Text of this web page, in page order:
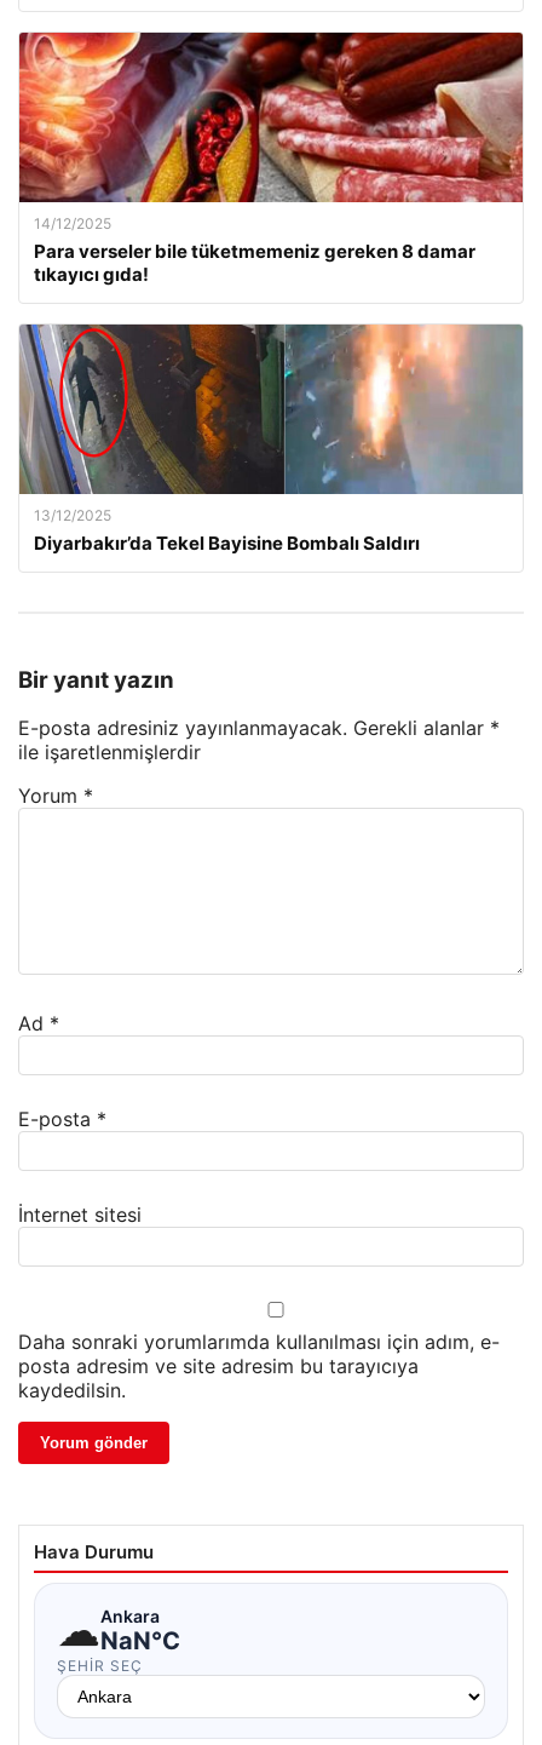
14/12/2025
Para verseler bile tüketmemeniz gereken 8 damar
tıkayıcı gıda!
13/12/2025
Diyarbakır’da Tekel Bayisine Bombalı Saldırı
Bir yanıt yazın
E-posta adresiniz yayınlanmayacak. Gerekli alanlar *
ile işaretlenmişlerdir
Yorum *
Ad *
E-posta *
İnternet sitesi
Daha sonraki yorumlarımda kullanılması için adım, e-
posta adresim ve site adresim bu tarayıcıya
kaydedilsin.
Hava Durumu
☁Ankara
NaN°C
ŞEHIR SEÇ